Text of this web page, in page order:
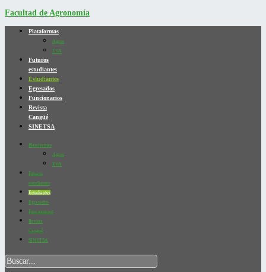
Facultad de Agronomía
Plataformas
Agros
EVA
Futuros
estudiantes
Estudiantes
Egresados
Funcionarios
Revista
Cangüé
SINETSA
Plataformas
Agros
EVA
Futuros
estudiantes
Estudiantes
Egresados
Funcionarios
Revista
Cangüé
SINETSA